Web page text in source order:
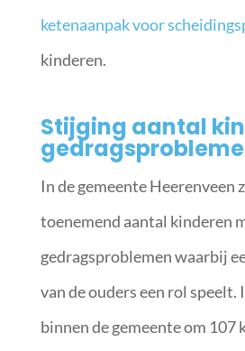
ketenaanpak voor
kinderen.
Stijging aantal
In de gemeente Heerenveen
toenemend aantal kinderen
gedragsproblemen waarbij
van de ouders een rol speelt.
binnen de gemeente om 107